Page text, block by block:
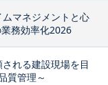
ムマネジメントと心
務効率化2026
される建設現場を目
質管理～